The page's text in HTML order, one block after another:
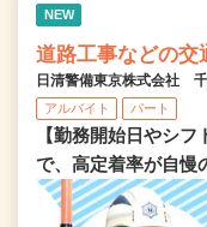
NEW
道路工事などの交
日清警備東京株式会社
アルバイト パート
【勤務開始日やシ
で、高定着率が自